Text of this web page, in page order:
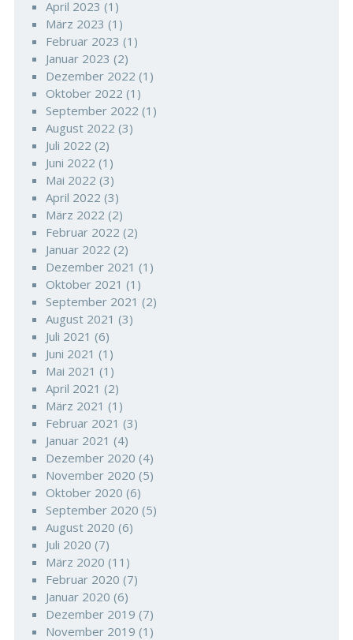
April 2023 (1)
März 2023 (1)
Februar 2023 (1)
Januar 2023 (2)
Dezember 2022 (1)
Oktober 2022 (1)
September 2022 (1)
August 2022 (3)
Juli 2022 (2)
Juni 2022 (1)
Mai 2022 (3)
April 2022 (3)
März 2022 (2)
Februar 2022 (2)
Januar 2022 (2)
Dezember 2021 (1)
Oktober 2021 (1)
September 2021 (2)
August 2021 (3)
Juli 2021 (6)
Juni 2021 (1)
Mai 2021 (1)
April 2021 (2)
März 2021 (1)
Februar 2021 (3)
Januar 2021 (4)
Dezember 2020 (4)
November 2020 (5)
Oktober 2020 (6)
September 2020 (5)
August 2020 (6)
Juli 2020 (7)
März 2020 (11)
Februar 2020 (7)
Januar 2020 (6)
Dezember 2019 (7)
November 2019 (1)